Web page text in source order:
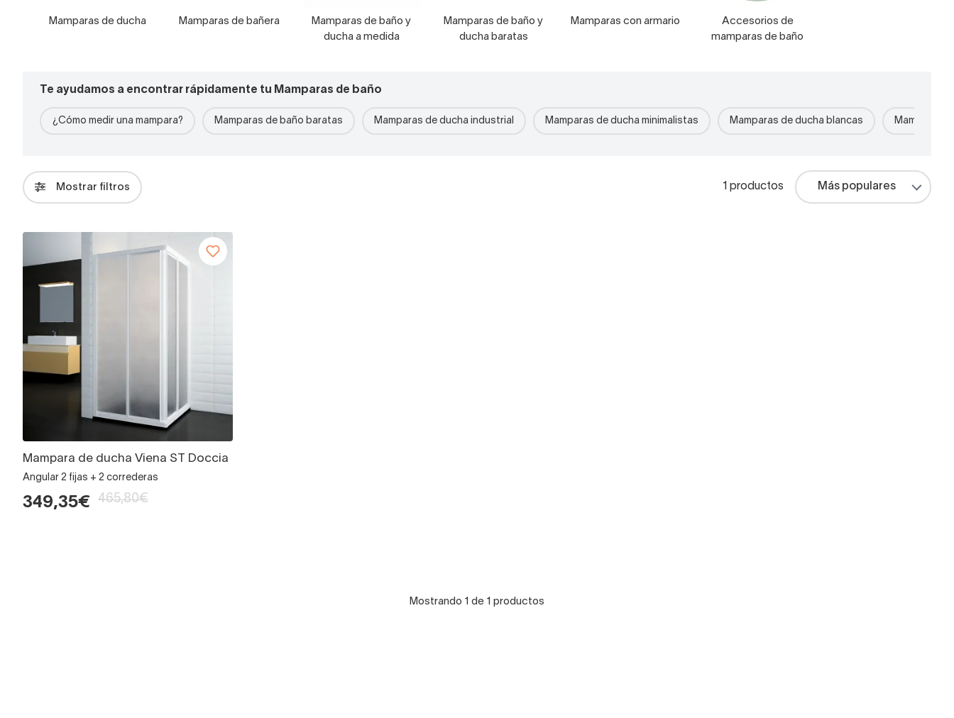
Mamparas de ducha Mamparas de bañera
Mamparas de baño y
ducha a medida
Mamparas de baño y
ducha baratas
Mamparas con armario
Accesorios de
mamparas de baño
Te ayudamos a encontrar rápidamente tu Mamparas de baño
¿Cómo medir una mampara? Mamparas de baño baratas Mamparas de ducha industrial Mamparas de ducha minimalistas Mamparas de ducha blancas Mamparas
Mostrar filtros 1 productos
Mampara de ducha Viena ST Doccia
Angular 2 fijas + 2 correderas
349,35€ 465,80€
Mostrando 1 de 1 productos